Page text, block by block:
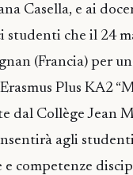
Casella, e ai
studenti che il 24
(Francia) per
Plus KA2
dal Collège Jean
agli
competenze